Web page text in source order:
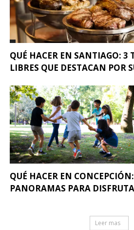
QUÉ HACER EN SANTIAGO: 3
LIBRES QUE DESTACAN POR
QUÉ HACER EN
PANORAMAS PARA
Leer mas